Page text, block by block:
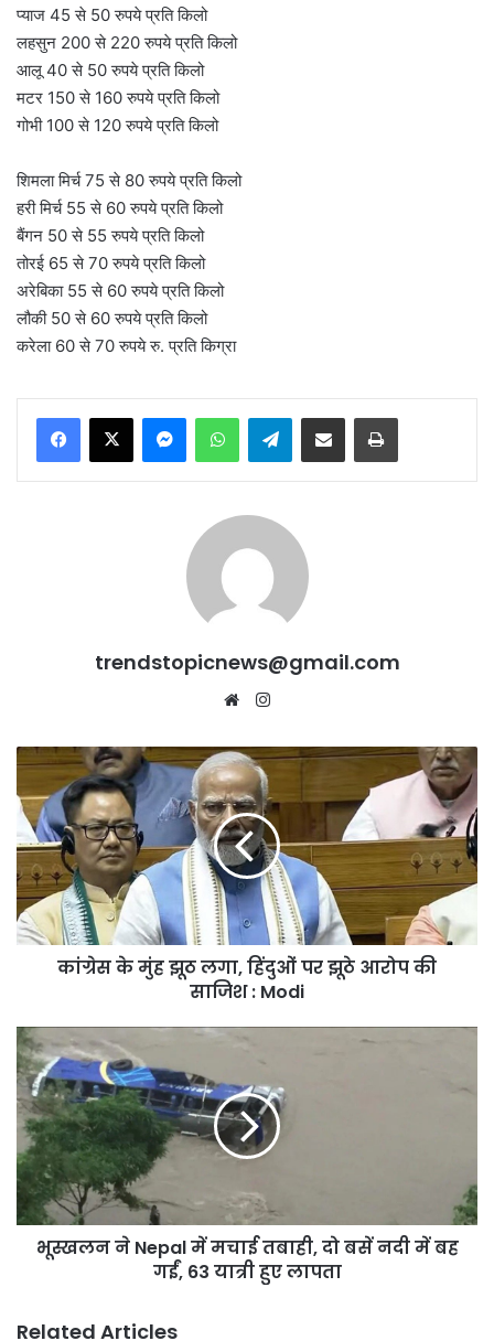
प्याज 45 से 50 रुपये प्रति किलो
लहसुन 200 से 220 रुपये प्रति किलो
आलू 40 से 50 रुपये प्रति किलो
मटर 150 से 160 रुपये प्रति किलो
गोभी 100 से 120 रुपये प्रति किलो
शिमला मिर्च 75 से 80 रुपये प्रति किलो
हरी मिर्च 55 से 60 रुपये प्रति किलो
बैंगन 50 से 55 रुपये प्रति किलो
तोरई 65 से 70 रुपये प्रति किलो
अरेबिका 55 से 60 रुपये प्रति किलो
लौकी 50 से 60 रुपये प्रति किलो
करेला 60 से 70 रुपये रु. प्रति किग्रा
MessengerWhatsAppTelegramShare via Email Print
trendstopicnews@gmail.com
Website
कांग्रेस
मुंह
झूठ
लगा,
हिंदुओं
पर
झूठे
आरोप
Modi
कांग्रेस के मुंह झूठ लगा, हिंदुओं पर झूठे आरोप की
साजिश : Modi
भूस्खलन
ने
Nepal
में
मचाई
तबाही,
दो
बसें
नदी
भूस्खलन ने Nepal में मचाई तबाही, दो बसें नदी में बह
गईं, 63 यात्री हुए लापता
Related Articles